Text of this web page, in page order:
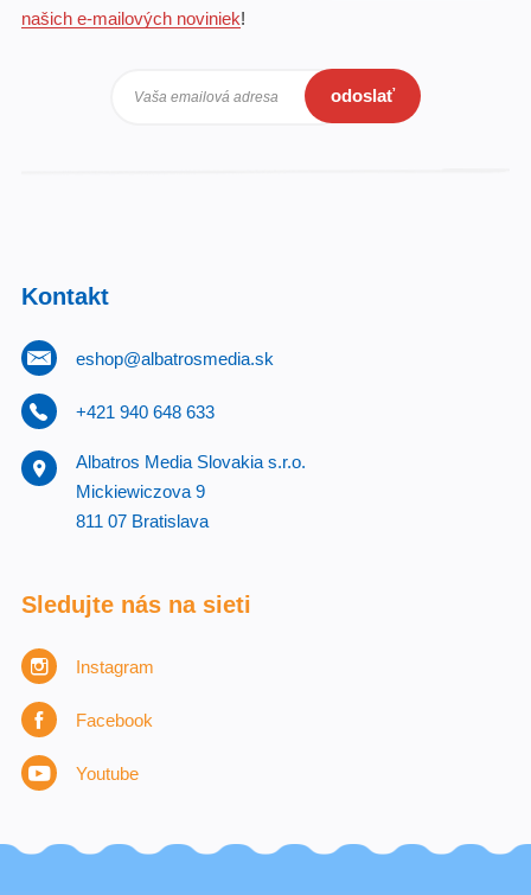
našich e-mailových noviniek!
Vaša emailová adresa odoslať
Kontakt
eshop@albatrosmedia.sk
+421 940 648 633
Albatros Media Slovakia s.r.o.
Mickiewiczova 9
811 07 Bratislava
Sledujte nás na sieti
Instagram
Facebook
Youtube